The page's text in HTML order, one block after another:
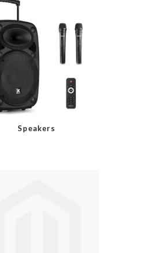
Speakers